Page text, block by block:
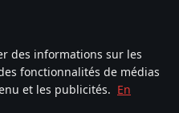
des informations sur les
fonctionnalités de médias
et les publicités. En
ce jeu ne signifie pas la
and brand names are the property of